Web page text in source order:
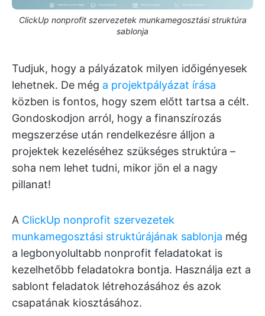
ClickUp nonprofit szervezetek munkamegosztási struktúra
sablonja
Tudjuk, hogy a pályázatok milyen időigényesek
lehetnek. De még a projektpályázat írása
közben is fontos, hogy szem előtt tartsa a célt.
Gondoskodjon arról, hogy a finanszírozás
megszerzése után rendelkezésre álljon a
projektek kezeléséhez szükséges struktúra –
soha nem lehet tudni, mikor jön el a nagy
pillanat!
A ClickUp nonprofit szervezetek
munkamegosztási struktúrájának sablonja még
a legbonyolultabb nonprofit feladatokat is
kezelhetőbb feladatokra bontja. Használja ezt a
sablont feladatok létrehozásához és azok
csapatának kiosztásához.